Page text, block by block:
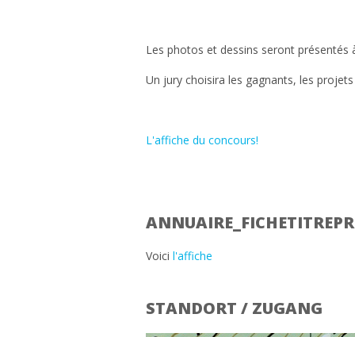
Les photos et dessins seront présentés
Un jury choisira les gagnants, les
L'affiche du concours!
Voici l'affiche
STANDORT / ZUGANG